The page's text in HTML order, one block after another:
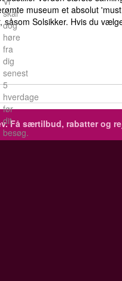
skal
dog
høre
fra
dig
senest
5
hverdage
før
dit
besøg.
museum et absolut
såsom Solsikker. Hvis du
Få særtilbud, rabatter og